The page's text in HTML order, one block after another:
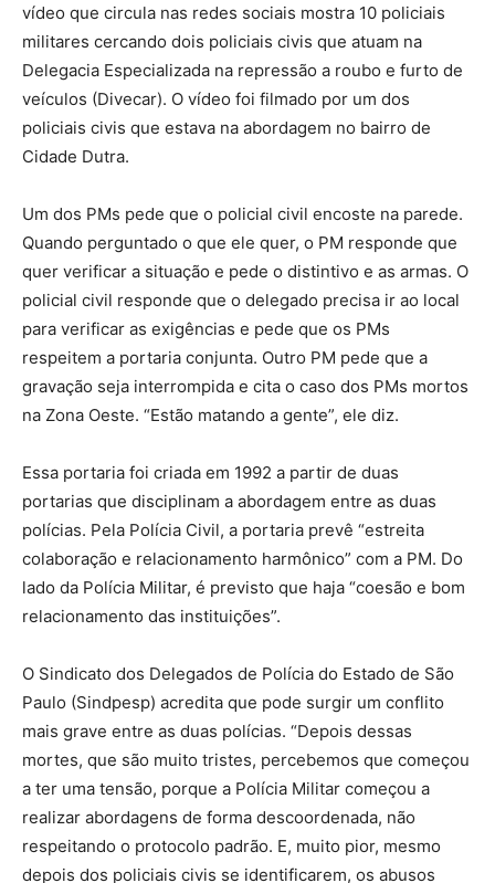
vídeo que circula nas redes sociais mostra 10 policiais
militares cercando dois policiais civis que atuam na
Delegacia Especializada na repressão a roubo e furto de
veículos (Divecar). O vídeo foi filmado por um dos
policiais civis que estava na abordagem no bairro de
Cidade Dutra.
Um dos PMs pede que o policial civil encoste na parede.
Quando perguntado o que ele quer, o PM responde que
quer verificar a situação e pede o distintivo e as armas. O
policial civil responde que o delegado precisa ir ao local
para verificar as exigências e pede que os PMs
respeitem a portaria conjunta. Outro PM pede que a
gravação seja interrompida e cita o caso dos PMs mortos
na Zona Oeste. “Estão matando a gente”, ele diz.
Essa portaria foi criada em 1992 a partir de duas
portarias que disciplinam a abordagem entre as duas
polícias. Pela Polícia Civil, a portaria prevê “estreita
colaboração e relacionamento harmônico” com a PM. Do
lado da Polícia Militar, é previsto que haja “coesão e bom
relacionamento das instituições”.
O Sindicato dos Delegados de Polícia do Estado de São
Paulo (Sindpesp) acredita que pode surgir um conflito
mais grave entre as duas polícias. “Depois dessas
mortes, que são muito tristes, percebemos que começou
a ter uma tensão, porque a Polícia Militar começou a
realizar abordagens de forma descoordenada, não
respeitando o protocolo padrão. E, muito pior, mesmo
depois dos policiais civis se identificarem, os abusos